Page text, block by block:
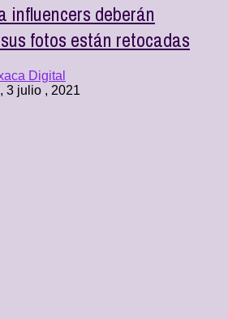
influencers deberán
fotos están retocadas
Digital
3 julio , 2021